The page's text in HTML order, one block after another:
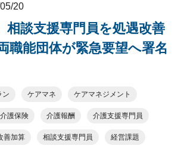
20
相談支援専門員を処遇改善
職能団体が緊急要望へ署名
ン ケアマネ ケアマネジメント
介護保険 介護報酬 介護支援専門員
善加算 相談支援専門員 経営課題